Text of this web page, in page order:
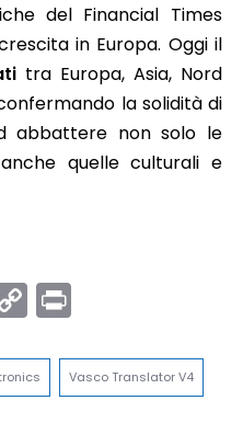
del Financial Times
in Europa. Oggi il
tra Europa, Asia, Nord
la solidità di
abbattere non solo le
quelle culturali e
Copy
Link
Vasco Translator V4